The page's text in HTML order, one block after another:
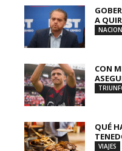
A
CON
QUÉ
VIAJES